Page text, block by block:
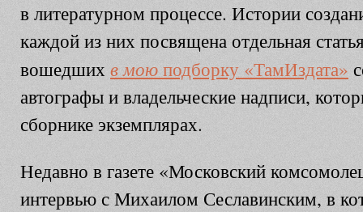
в литературном процессе. Истории
каждой из них посвящена отдельная
вошедшихв моюподборку «ТамИздата»
автографы и владельческие надписи,
сборнике экземплярах.
Недавно в газете «Московский
интервью с Михаилом Сеславинским, в